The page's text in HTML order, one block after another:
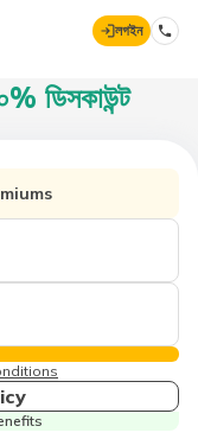
লগইন
ডিসকাউন্ট